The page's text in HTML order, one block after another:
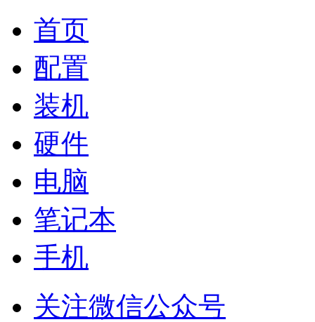
首页
配置
装机
硬件
电脑
笔记本
手机
关注微信公众号